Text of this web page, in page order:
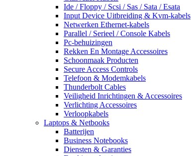
Ide / Floppy / Scsi / Sas / Sata / Esata
Input Device Uitbreiding & Kvm-kabels
Netwerken Ethernet-kabels
Parallel / Serieel / Console Kabels
Pc-behuizingen
Rekken En Montage Accessoires
Schoonmaak Producten
Secure Access Controls
Telefoon & Modemkabels
Thunderbolt Cables
Veiligheid Inrichtingen & Accessoires
Verlichting Accessoires
Verloopkabels
Laptops & Netbooks
Batterijen
Business Notebooks
Diensten & Garanties